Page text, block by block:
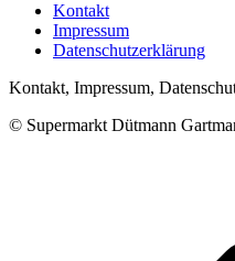
Kontakt
Impressum
Datenschutzerklärung
Kontakt, Impressum,
© Supermarkt Dütmann